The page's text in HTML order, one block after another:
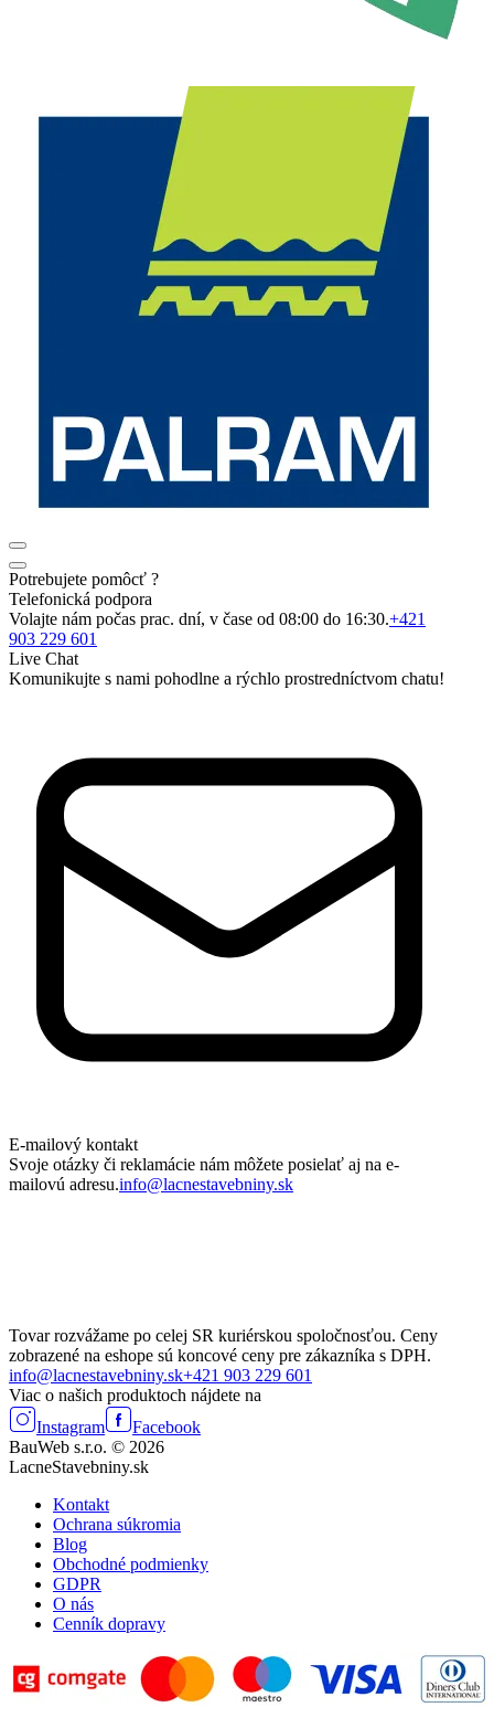
Potrebujete pomôcť ?
Telefonická podpora
Volajte nám počas prac. dní, v čase od 08:00 do 16:30.+421
903 229 601
Live Chat
Komunikujte s nami pohodlne a rýchlo prostredníctvom chatu!
E-mailový kontakt
Svoje otázky či reklamácie nám môžete posielať aj na e-
mailovú adresu.info@lacnestavebniny.sk
Tovar rozvážame po celej SR kuriérskou spoločnosťou. Ceny
zobrazené na eshope sú koncové ceny pre zákazníka s DPH.
info@lacnestavebniny.sk+421 903 229 601
Viac o našich produktoch nájdete na
Instagram
Facebook
BauWeb s.r.o. © 2026
LacneStavebniny.sk
Kontakt
Ochrana súkromia
Blog
Obchodné podmienky
GDPR
O nás
Cenník dopravy